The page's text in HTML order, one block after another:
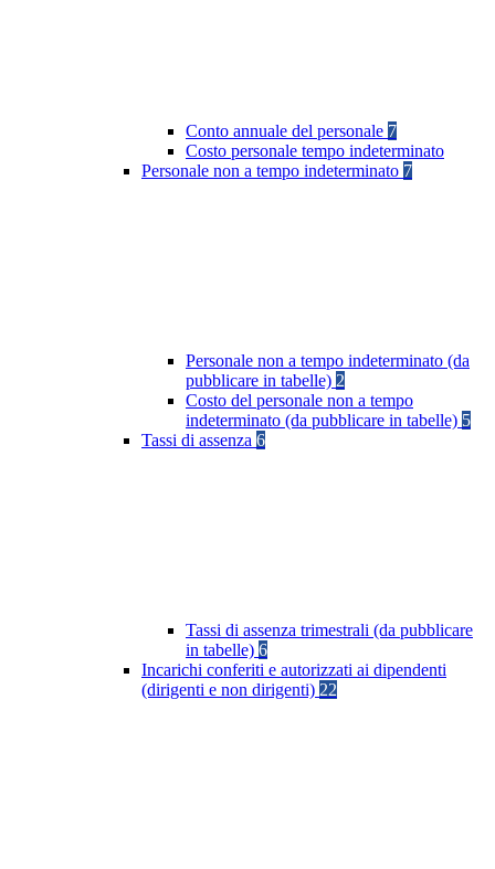
Conto annuale del personale 7
Costo personale tempo indeterminato
Personale non a tempo indeterminato 7
Personale non a tempo indeterminato (da
pubblicare in tabelle) 2
Costo del personale non a tempo
indeterminato (da pubblicare in tabelle) 5
Tassi di assenza 6
Tassi di assenza trimestrali (da pubblicare
in tabelle) 6
Incarichi conferiti e autorizzati ai dipendenti
(dirigenti e non dirigenti) 22